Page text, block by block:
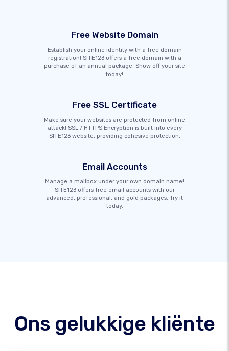
Free Website Domain
Establish your online identity with a free domain
registration! SITE123 offers a free domain with a
purchase of an annual package. Show off your site
today!
Free SSL Certificate
Make sure your websites are protected from online
attack! SSL / HTTPS Encryption is built into every
SITE123 website, providing cohesive protection.
Email Accounts
Manage a mailbox under your own domain name!
SITE123 offers free email accounts with our
advanced, professional, and gold packages. Try it
today.
Ons gelukkige kliënte